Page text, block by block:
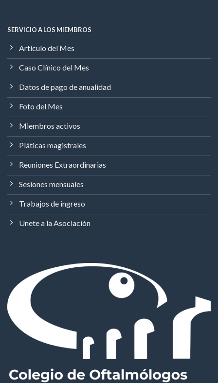
SERVICIO A LOS MIEMBROS
Artículo del Mes
Caso Clínico del Mes
Datos de pago de anualidad
Foto del Mes
Miembros activos
Pláticas magistrales
Reuniones Extraordinarias
Sesiones mensuales
Trabajos de ingreso
Unete a la Asociación